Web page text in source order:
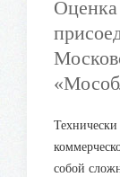
Оценка
собой